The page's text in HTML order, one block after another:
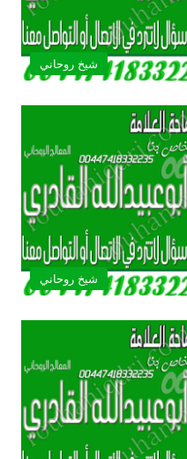
شيخ روحاني
شيخ روحاني